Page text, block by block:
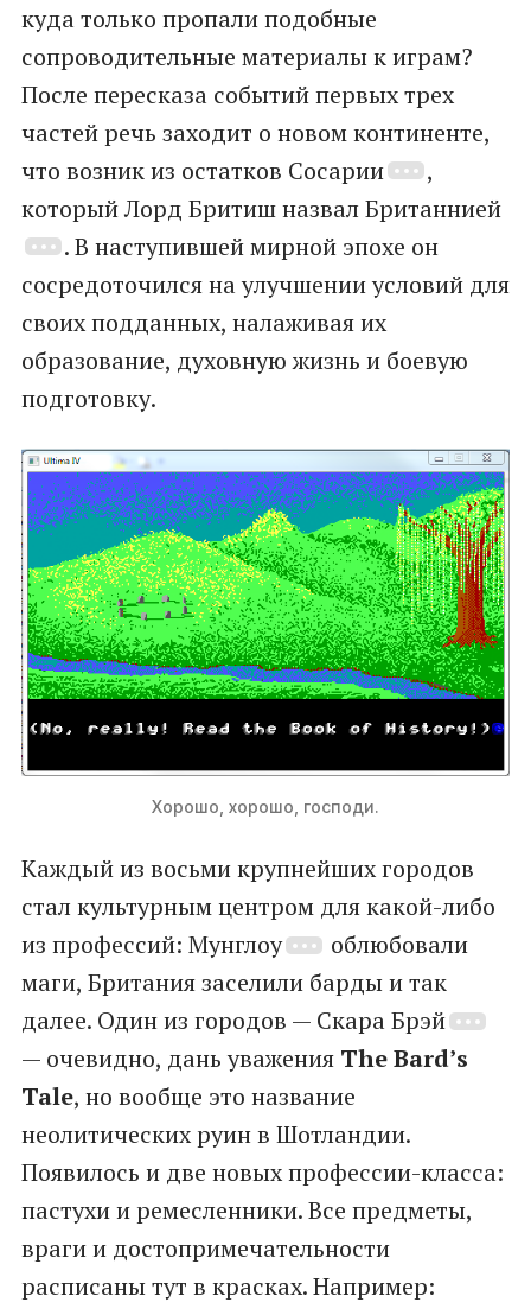
куда только пропали подобные
сопроводительные материалы к играм?
После пересказа событий первых трех
частей речь заходит о новом континенте,
что возник из остатков Сосарии
,
который Лорд Бритиш назвал Британнией
. В наступившей мирной эпохе он
сосредоточился на улучшении условий для
своих подданных, налаживая их
образование, духовную жизнь и боевую
подготовку.
Хорошо, хорошо, господи.
Каждый из восьми крупнейших городов
стал культурным центром для какой-либо
из профессий: Мунглоу
облюбовали
маги, Британия заселили барды и так
далее. Один из городов — Скара Брэй
— очевидно, дань уважения The Bard’s
Tale, но вообще это название
неолитических руин в Шотландии.
Появилось и две новых профессии-класса:
пастухи и ремесленники. Все предметы,
враги и достопримечательности
расписаны тут в красках. Например: